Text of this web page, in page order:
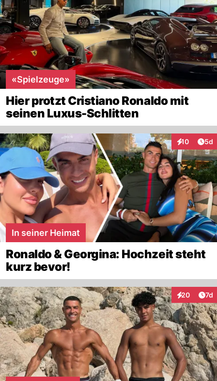
«Spielzeuge»
Hier protzt Cristiano Ronaldo mit
seinen Luxus-Schlitten
10
Interaktionen
5d
In seiner Heimat
Ronaldo & Georgina: Hochzeit steht
kurz bevor!
20
Interaktionen
7d